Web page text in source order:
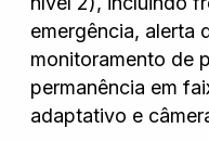
emergência, alerta
monitoramento de
permanência em
adaptativo e